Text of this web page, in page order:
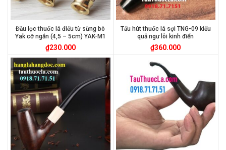
Đầu lọc thuốc lá điếu từ sừng bò
Yak cỡ ngắn (4,5 – 5cm) YAK-M1
₫230.000
Tẩu hút thuốc lá sợi TNG-09 kiểu
quả ngư lôi kinh điển
₫360.000